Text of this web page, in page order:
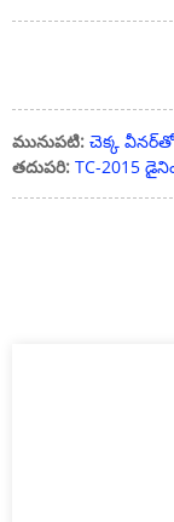
మునుపటి: చెక్క
తదుపరి: TC-2015